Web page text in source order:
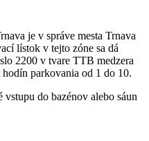
je v správe mesta Trnava
lístok v tejto zóne sa dá
2200 v tvare TTB medzera
parkovania od 1 do 10.
do bazénov alebo sáun